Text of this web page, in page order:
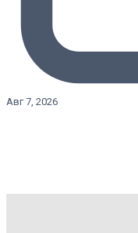
Авг 7, 2026